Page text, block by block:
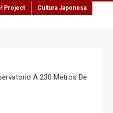
Project
Cultura Japonesa
A 230 Metros De